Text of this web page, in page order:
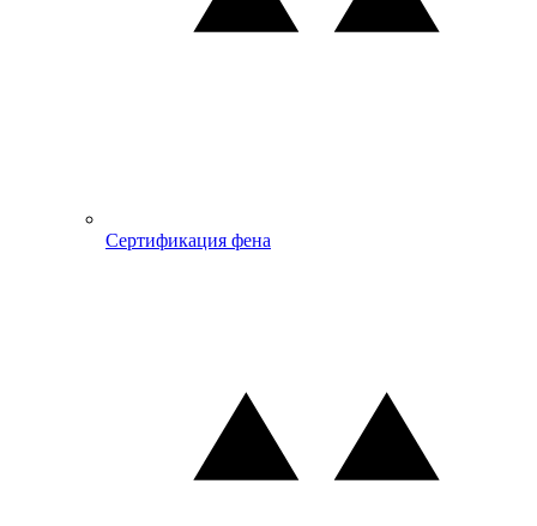
Сертификация фена